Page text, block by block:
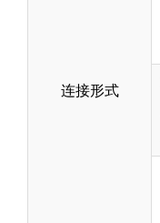
连接形式